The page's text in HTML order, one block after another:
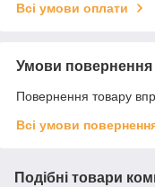
Всі умови оплати
Умови повернення
Повернення товару
Всі умови
Подібні товари